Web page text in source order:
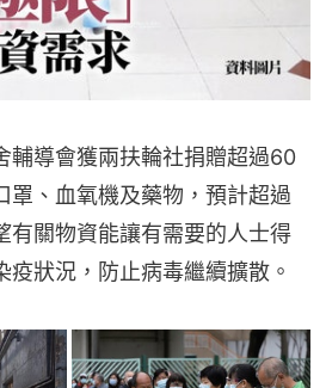
輔導會獲兩扶輪社捐贈超過60
罩、血氧機及藥物，預計超過
關物資能讓有需要的人士得
狀況，防止病毒繼續擴散。